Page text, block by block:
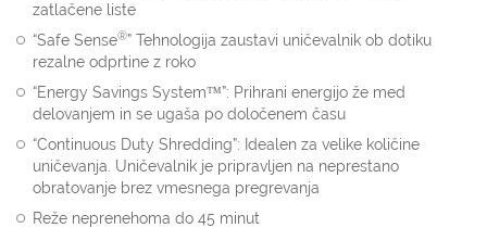
zatlačene liste
“Safe Sense®” Tehnologija zaustavi uničevalnik ob dotiku
rezalne odprtine z roko
“Energy Savings System™”: Prihrani energijo že med
delovanjem in se ugaša po določenem času
“Continuous Duty Shredding”: Idealen za velike količine
uničevanja. Uničevalnik je pripravljen na neprestano
obratovanje brez vmesnega pregrevanja
Reže neprenehoma do 45 minut